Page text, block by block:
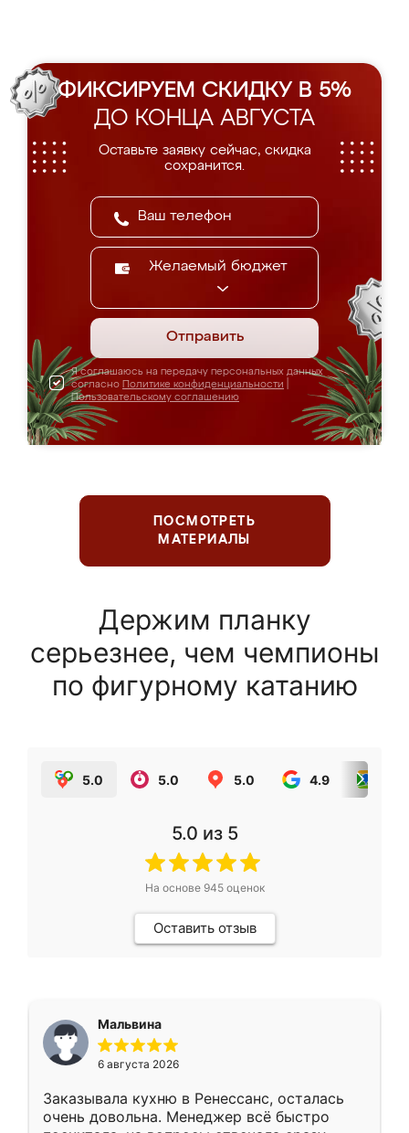
ФИКСИРУЕМ СКИДКУ В 5%
ДО КОНЦА АВГУСТА
Оставьте заявку сейчас, скидка
сохранится.
Желаемый бюджет
Отправить
Я соглашаюсь на передачу персональных данных
согласно Политике конфиденциальности
Пользовательскому соглашению
ПОСМОТРЕТЬ
МАТЕРИАЛЫ
Держим планку
серьезнее, чем чемпионы
по фигурному катанию
5.0 5.0 5.0 4.9
5.0 из 5
На основе 945оценок
Оставить отзыв
Мальвина
6 августа 2026
Заказывала кухню в Ренессанс, осталась
очень довольна. Менеджер всё быстро